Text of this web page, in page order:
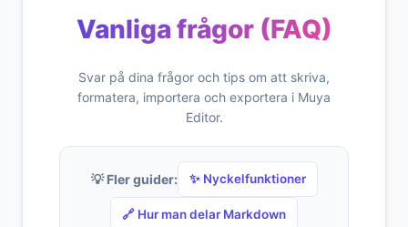
Vanliga frågor (FAQ)
Svar på dina frågor och tips om att skriva,
formatera, importera och exportera i Muya
Editor.
💡 Fler guider: ✨ Nyckelfunktioner
🔗 Hur man delar Markdown